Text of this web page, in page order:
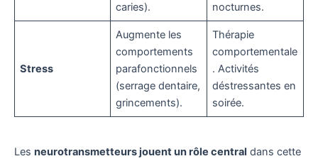
caries).
nocturnes.
Stress
Augmente les
comportements
parafonctionnels
(serrage dentaire,
grincements).
Thérapie
comportementale
. Activités
déstressantes en
soirée.
Les neurotransmetteurs jouent un rôle central dans cette